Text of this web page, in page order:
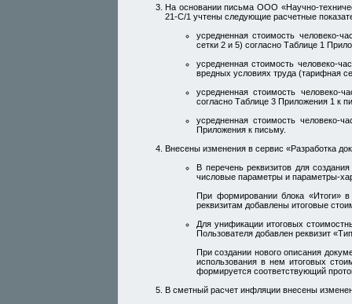
На основании письма ООО «Научно-
21-С/1 учтены следующие расчетные
усредненная стоимость человеко-
сетки 2 и 5) согласно Таблице 1
усредненная стоимость человеко-
вредных условиях труда (тарифная
усредненная стоимость человеко-
согласно Таблице 3 Приложения 1 к
усредненная стоимость человеко-
Приложения к письму.
Внесены изменения в сервис «Разработка
В перечень реквизитов для
числовые параметры и параметры-
При формировании блока «Итоги»
реквизитам добавлены итоговые
Для унификации итоговых
Пользователя добавлен реквизит
При создании нового описания
использования в нем итоговых
формируется соответствующий
В сметный расчет инфляции внесены